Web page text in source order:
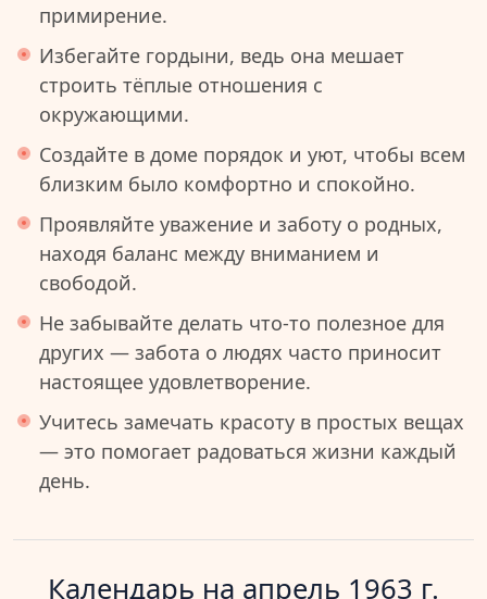
примирение.
Избегайте гордыни, ведь она мешает
строить тёплые отношения с
окружающими.
Создайте в доме порядок и уют, чтобы всем
близким было комфортно и спокойно.
Проявляйте уважение и заботу о родных,
находя баланс между вниманием и
свободой.
Не забывайте делать что-то полезное для
других — забота о людях часто приносит
настоящее удовлетворение.
Учитесь замечать красоту в простых вещах
— это помогает радоваться жизни каждый
день.
Календарь на апрель 1963 г.